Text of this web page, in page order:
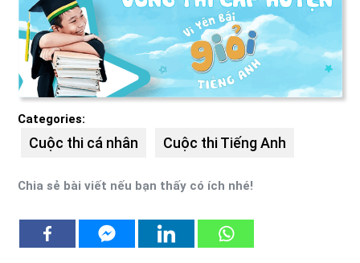
Categories:
Cuộc thi cá nhân Cuộc thi Tiếng Anh
Chia sẻ bài viết nếu bạn thấy có ích nhé!